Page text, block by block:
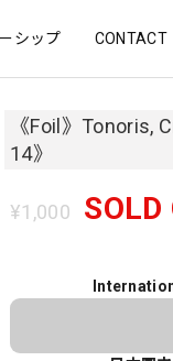
シップ CONTACT
《Foil》Tonoris,
14》
¥1,000 SOLD